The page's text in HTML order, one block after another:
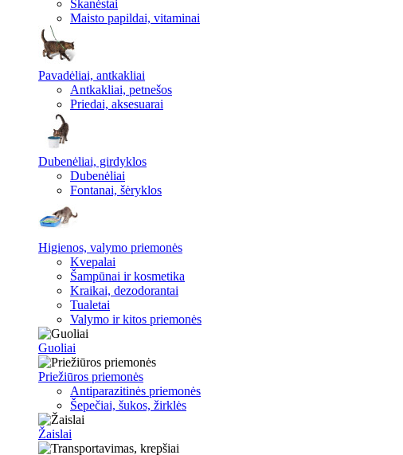
Skanėstai
Maisto papildai, vitaminai
Pavadėliai, antkakliai
Antkakliai, petnešos
Priedai, aksesuarai
Dubenėliai, girdyklos
Dubenėliai
Fontanai, šėryklos
Higienos, valymo priemonės
Kvepalai
Šampūnai ir kosmetika
Kraikai, dezodorantai
Tualetai
Valymo ir kitos priemonės
Guoliai
Priežiūros priemonės
Antiparazitinės priemonės
Šepečiai, šukos, žirklės
Žaislai